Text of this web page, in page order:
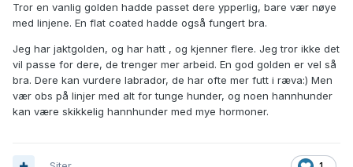
Tror en vanlig golden hadde passet dere ypperlig, bare vær nøye
med linjene. En flat coated hadde også fungert bra.
Jeg har jaktgolden, og har hatt , og kjenner flere. Jeg tror ikke det
vil passe for dere, de trenger mer arbeid. En god golden er vel så
bra. Dere kan vurdere labrador, de har ofte mer futt i ræva:) Men
vær obs på linjer med alt for tunge hunder, og noen hannhunder
kan være skikkelig hannhunder med mye hormoner.